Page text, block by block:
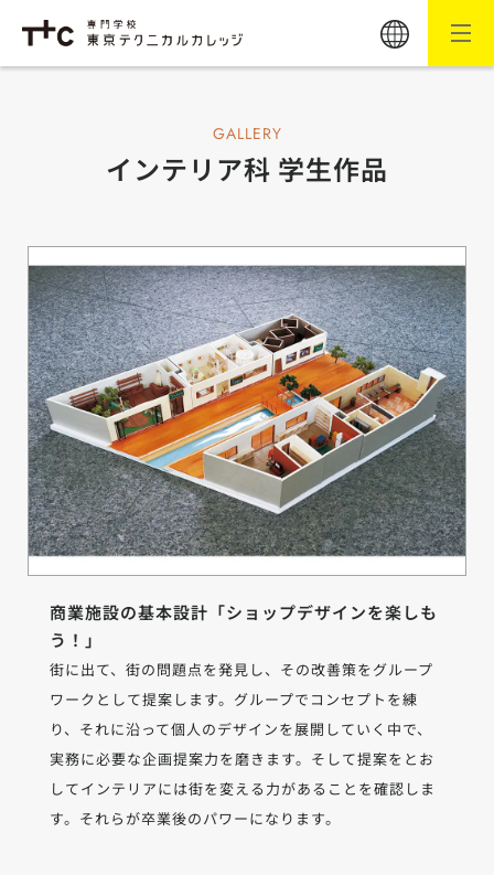
GALLERY
インテリア科 学生作品
商業施設の基本設計「ショップデザインを楽しも
う！」
街に出て、街の問題点を発見し、その改善策をグループ
ワークとして提案します。グループでコンセプトを練
り、それに沿って個人のデザインを展開していく中で、
実務に必要な企画提案力を磨きます。そして提案をとお
してインテリアには街を変える力があることを確認しま
す。それらが卒業後のパワーになります。